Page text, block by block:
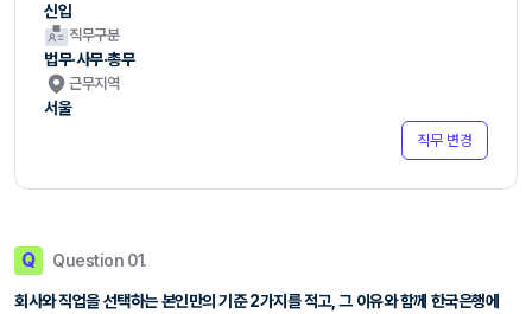
신입
직무구분
법무·사무·총무
근무지역
서울
직무 변경
Q Question 01.
회사와 직업을 선택하는 본인만의 기준 2가지를 적고, 그 이유와 함께 한국은행에